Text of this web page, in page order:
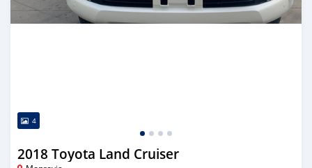
4
2018 Toyota Land Cruiser